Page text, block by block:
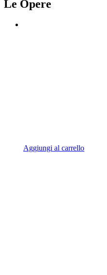
Le Opere
Aggiungi al carrello